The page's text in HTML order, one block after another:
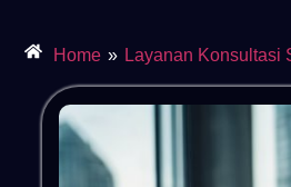
Home » Layanan Konsultasi